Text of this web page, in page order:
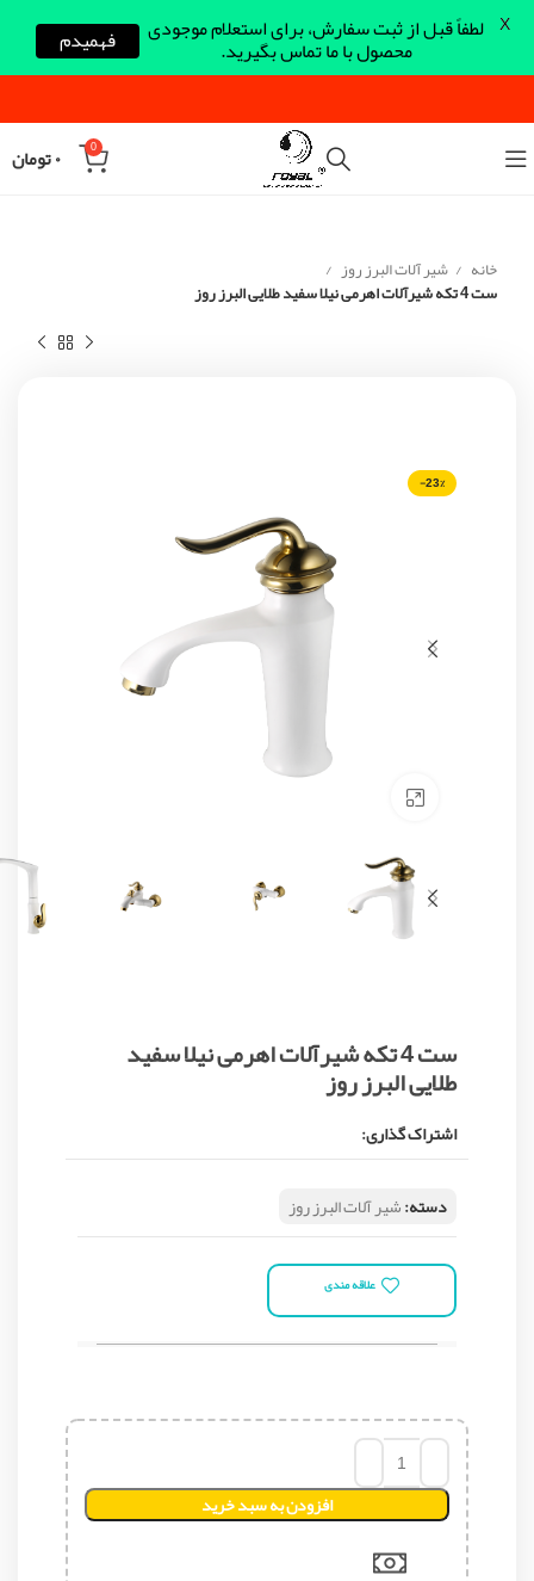
0 ۰تومان
خانه شیر آلات البرز روز
ست 4 تکه شیرآلات اهرمی نیلا سفید طلایی البرز روز
-23%
ست 4 تکه شیرآلات اهرمی نیلا سفید
طلایی البرز روز
اشتراک گذاری:
دسته:شیر آلات البرز روز
علاقه مندی
افزودن به سبد خرید
لطفاً قبل از ثبت سفارش، برای استعلام موجودی
محصول با ما تماس بگیرید. فهمیدم X